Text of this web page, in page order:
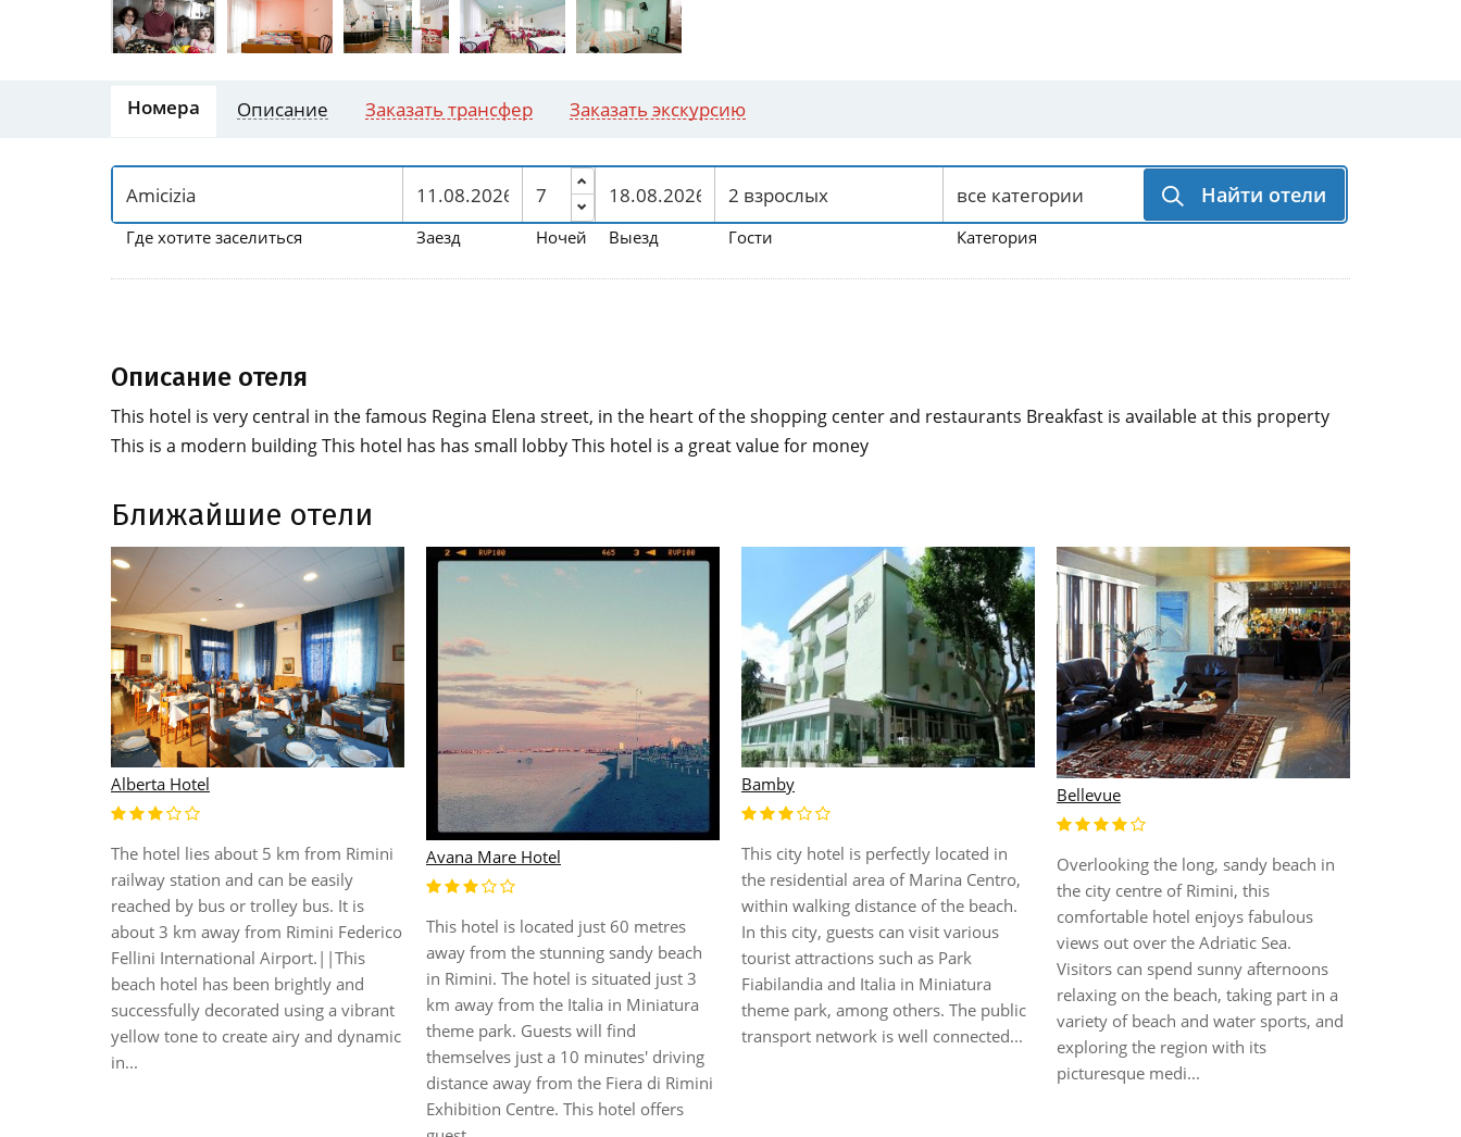
Номера Описание Заказать трансфер Заказать экскурсию
Найти отели
Где хотите заселиться Заезд Ночей Выезд Гости Категория
Описание отеля
This hotel is very central in the famous Regina Elena street, in the heart of the shopping center and restaurants Breakfast is available at this property
This is a modern building This hotel has has small lobby This hotel is a great value for money
Ближайшие отели
Alberta Hotel
The hotel lies about 5 km from Rimini
railway station and can be easily
reached by bus or trolley bus. It is
about 3 km away from Rimini Federico
Fellini International Airport.||This
beach hotel has been brightly and
successfully decorated using a vibrant
yellow tone to create airy and dynamic
in...
Avana Mare Hotel
This hotel is located just 60 metres
away from the stunning sandy beach
in Rimini. The hotel is situated just 3
km away from the Italia in Miniatura
theme park. Guests will find
themselves just a 10 minutes' driving
distance away from the Fiera di Rimini
Exhibition Centre. This hotel offers
Bamby
This city hotel is perfectly located in
the residential area of Marina Centro,
within walking distance of the beach.
In this city, guests can visit various
tourist attractions such as Park
Fiabilandia and Italia in Miniatura
theme park, among others. The public
transport network is well connected...
Bellevue
Overlooking the long, sandy beach in
the city centre of Rimini, this
comfortable hotel enjoys fabulous
views out over the Adriatic Sea.
Visitors can spend sunny afternoons
relaxing on the beach, taking part in a
variety of beach and water sports, and
exploring the region with its
picturesque medi...